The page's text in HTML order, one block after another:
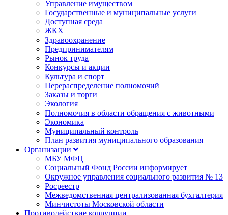
Управление имуществом
Государственные и муниципальные услуги
Доступная среда
ЖКХ
Здравоохранение
Предпринимателям
Рынок труда
Конкурсы и акции
Культура и спорт
Перераспределение полномочий
Заказы и торги
Экология
Полномочия в области обращения с животными
Экономика
Муниципальный контроль
План развития муниципального образования
Организации
МБУ МФЦ
Социальный Фонд России информирует
Окружное управления социального развития № 13
Росреестр
Межведомственная централизованная бухгалтерия
Минчистоты Московской области
Противодействие коррупции